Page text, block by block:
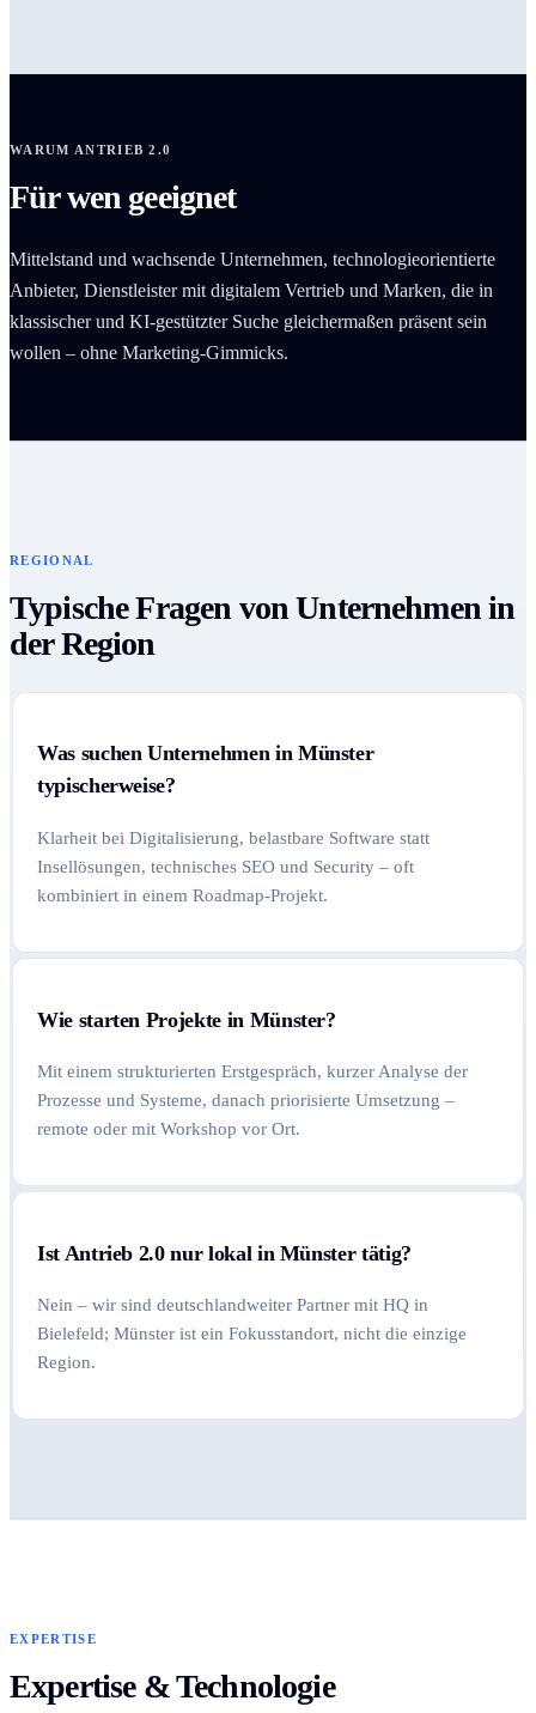
WARUM ANTRIEB 2.0
Für wen geeignet
Mittelstand und wachsende Unternehmen, technologieorientierte
Anbieter, Dienstleister mit digitalem Vertrieb und Marken, die in
klassischer und KI-gestützter Suche gleichermaßen präsent sein
wollen – ohne Marketing-Gimmicks.
REGIONAL
Typische Fragen von Unternehmen in
der Region
Was suchen Unternehmen in Münster
typischerweise?
Klarheit bei Digitalisierung, belastbare Software statt
Insellösungen, technisches SEO und Security – oft
kombiniert in einem Roadmap-Projekt.
Wie starten Projekte in Münster?
Mit einem strukturierten Erstgespräch, kurzer Analyse der
Prozesse und Systeme, danach priorisierte Umsetzung –
remote oder mit Workshop vor Ort.
Ist Antrieb 2.0 nur lokal in Münster tätig?
Nein – wir sind deutschlandweiter Partner mit HQ in
Bielefeld; Münster ist ein Fokusstandort, nicht die einzige
Region.
EXPERTISE
Expertise & Technologie